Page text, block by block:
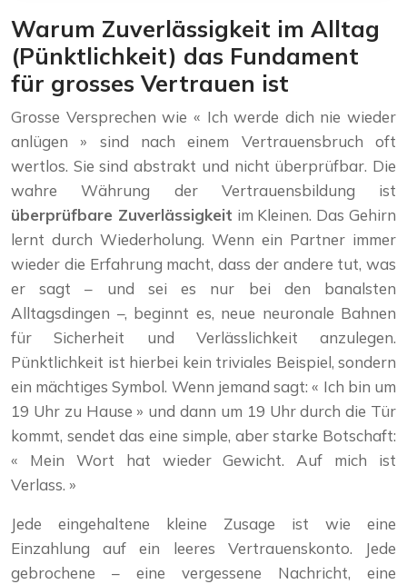
Warum Zuverlässigkeit im Alltag
(Pünktlichkeit) das Fundament
für grosses Vertrauen ist
Grosse Versprechen wie « Ich werde dich nie wieder
anlügen » sind nach einem Vertrauensbruch oft
wertlos. Sie sind abstrakt und nicht überprüfbar. Die
wahre Währung der Vertrauensbildung ist
überprüfbare Zuverlässigkeit im Kleinen. Das Gehirn
lernt durch Wiederholung. Wenn ein Partner immer
wieder die Erfahrung macht, dass der andere tut, was
er sagt – und sei es nur bei den banalsten
Alltagsdingen –, beginnt es, neue neuronale Bahnen
für Sicherheit und Verlässlichkeit anzulegen.
Pünktlichkeit ist hierbei kein triviales Beispiel, sondern
ein mächtiges Symbol. Wenn jemand sagt: « Ich bin um
19 Uhr zu Hause » und dann um 19 Uhr durch die Tür
kommt, sendet das eine simple, aber starke Botschaft:
« Mein Wort hat wieder Gewicht. Auf mich ist
Verlass. »
Jede eingehaltene kleine Zusage ist wie eine
Einzahlung auf ein leeres Vertrauenskonto. Jede
gebrochene – eine vergessene Nachricht, eine